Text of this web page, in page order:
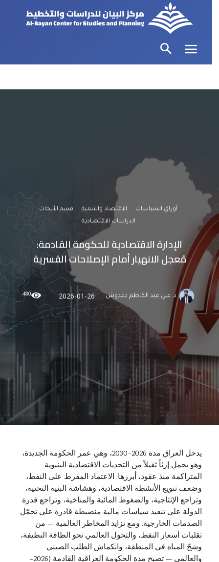
أوراق السياسات الاقتصاد والتنمية
قسم الأبحاث
الدراسات الاقتصادية
الإدارة الاقتصادية للحكومة القادمة:
مُعجل الانهيار أمام الإصلاحات القسرية
د. علي عبد الكاظم دعدوش 2026-01-26
480
يدخل العراق مدة 2026–2030، وهي عمر الحكومة الجديدة،
وهو يحمل إرثاً ثقيلاً من التحديات الاقتصادية البنيوية
المتراكمة منذ عقود، أبرزها: الاعتماد المفرط على النفط،
وضعف تنويع الأنشطة الاقتصادية، وهشاشة البنية التحتية،
وتراجع الإنتاجية، والضغوط المائية والمناخية، وتراجع قدرة
الدولة على تنفيذ سياسات مالية منضبطة قادرة على تحمّل
الصدمات الخارجية. ومع تزايد المخاطر العالمية — من
تقلبات أسعار النفط، والتحول العالمي نحو الطاقة النظيفة،
وشحّ المياه في المنطقة، وانكماش الطلب الصيني
والعالمي — تصبح مدة الحكومة العراقية القادمة (2026–